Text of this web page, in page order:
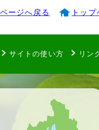
ージへ戻る トッ
サイトの使い方 リン